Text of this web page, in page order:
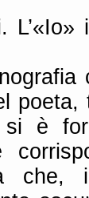
poeta,
è